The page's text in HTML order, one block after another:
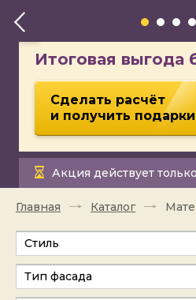
Итоговая выгода
Сделать расчёт
и получить подарки
Акция действует
Главная Каталог